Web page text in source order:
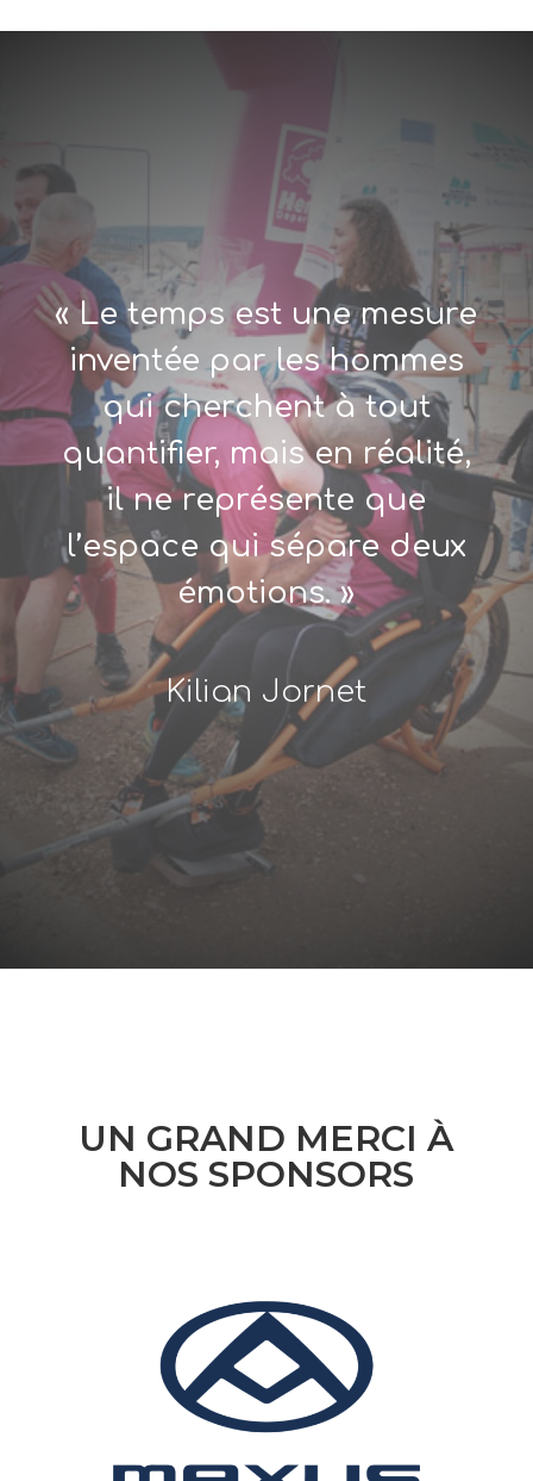
« Le temps est une mesure
inventée par les hommes
qui cherchent à tout
quantifier, mais en réalité,
il ne représente que
l’espace qui sépare deux
émotions. »
Kilian Jornet
UN GRAND MERCI À
NOS SPONSORS